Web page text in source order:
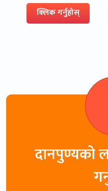
क्लिक गर्नुहोस्
दानपुण्यको